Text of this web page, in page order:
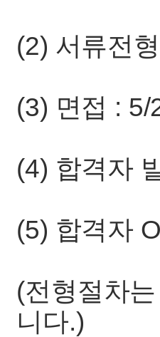
(2) 서류전
(3) 면접 : 5/
(4) 합격자
(5) 합격자
(전형절차
니다.)